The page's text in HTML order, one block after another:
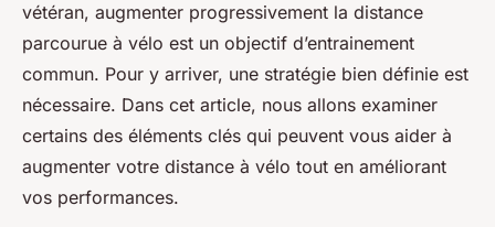
vétéran, augmenter progressivement la distance
parcourue à vélo est un objectif d’entrainement
commun. Pour y arriver, une stratégie bien définie est
nécessaire. Dans cet article, nous allons examiner
certains des éléments clés qui peuvent vous aider à
augmenter votre distance à vélo tout en améliorant
vos performances.